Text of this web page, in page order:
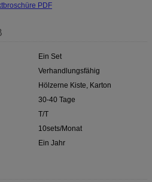
PDF
Ein Set
Verhandlungsfähig
Hölzerne Kiste, Karton
30-40 Tage
T/T
10sets/Monat
Ein Jahr